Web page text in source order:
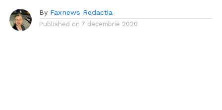
By Faxnews Redactia
Published on 7 decembrie 2020